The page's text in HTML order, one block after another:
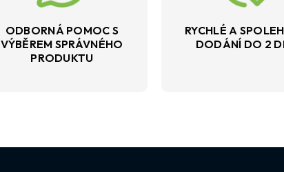
ODBORNÁ POMOC S
VÝBĚREM SPRÁVNÉHO
PRODUKTU
RYCHLÉ A
DODÁNÍ DO 2